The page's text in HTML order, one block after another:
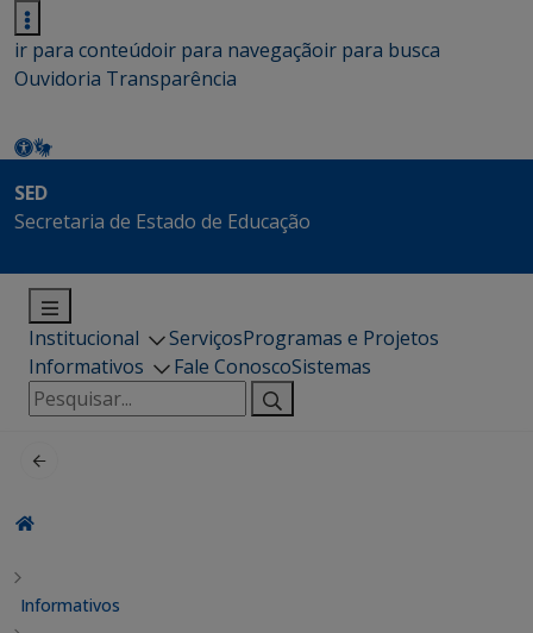
ir para conteúdoir para navegaçãoir para busca
Ouvidoria Transparência
SED
Secretaria de Estado de Educação
Institucional ServiçosProgramas e Projetos
Informativos
Fale ConoscoSistemas
Pesquisar
por:
Informativos